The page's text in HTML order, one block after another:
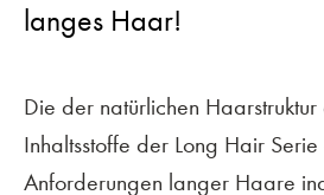
langes Haar!
Die der natürlichen
Inhaltsstoffe der Long Hair
Anforderungen langer Haare